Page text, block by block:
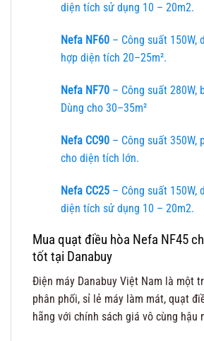
diện tích sử dụng 10 – 20m2.
Nefa NF60 – Công suất 150W,
hợp diện tích 20–25m².
Nefa NF70 – Công suất 280W,
Dùng cho 30–35m²
Nefa CC90 – Công suất 350W,
cho diện tích lớn.
Nefa CC25 – Công suất 150W,
diện tích sử dụng 10 – 20m2.
Mua quạt điều hòa Nefa NF45
tốt tại Danabuy
Điện máy Danabuy Việt Nam là một
phân phối, sỉ lẻ máy làm mát, quạt
hãng với chính sách giá vô cùng hậu